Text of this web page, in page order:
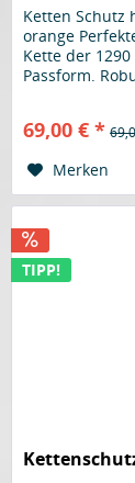
Ketten Schutz
orange
Kette der
Passform.
69,00 € *
Merken
TIPP!